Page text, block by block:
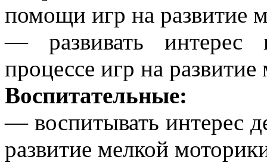
помощи игр на развитие
— развивать интерес
процессе игр на
Воспитательные:
— воспитывать интерес
развитие мелкой